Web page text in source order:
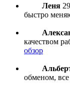
Леня
быстро
качеством
обзор
обменом,